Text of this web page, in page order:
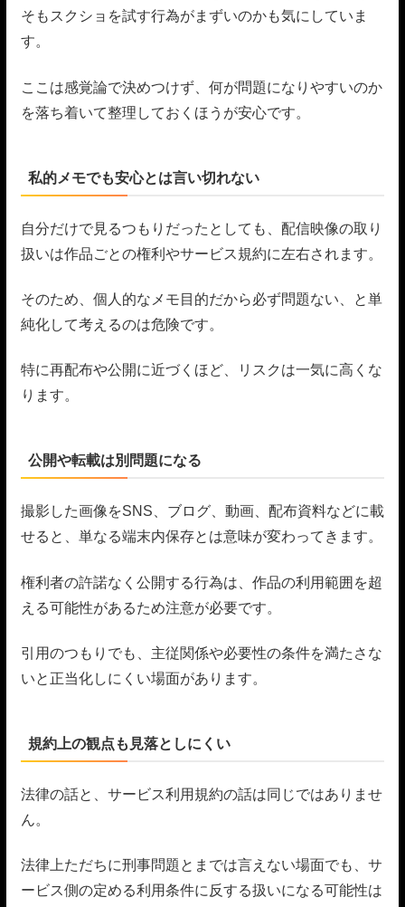
そもスクショを試す行為がまずいのかも気にしていま
す。
ここは感覚論で決めつけず、何が問題になりやすいのか
を落ち着いて整理しておくほうが安心です。
私的メモでも安心とは言い切れない
自分だけで見るつもりだったとしても、配信映像の取り
扱いは作品ごとの権利やサービス規約に左右されます。
そのため、個人的なメモ目的だから必ず問題ない、と単
純化して考えるのは危険です。
特に再配布や公開に近づくほど、リスクは一気に高くな
ります。
公開や転載は別問題になる
撮影した画像をSNS、ブログ、動画、配布資料などに載
せると、単なる端末内保存とは意味が変わってきます。
権利者の許諾なく公開する行為は、作品の利用範囲を超
える可能性があるため注意が必要です。
引用のつもりでも、主従関係や必要性の条件を満たさな
いと正当化しにくい場面があります。
規約上の観点も見落としにくい
法律の話と、サービス利用規約の話は同じではありませ
ん。
法律上ただちに刑事問題とまでは言えない場面でも、サ
ービス側の定める利用条件に反する扱いになる可能性は